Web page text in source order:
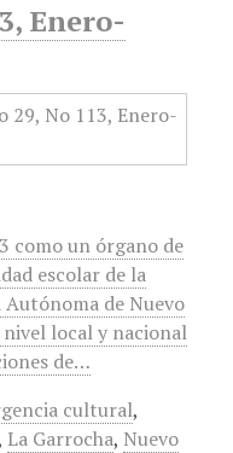
Enero-
como un órgano de
escolar de la
de Nuevo
local y nacional
de…
cultural,
La Garrocha, Nuevo